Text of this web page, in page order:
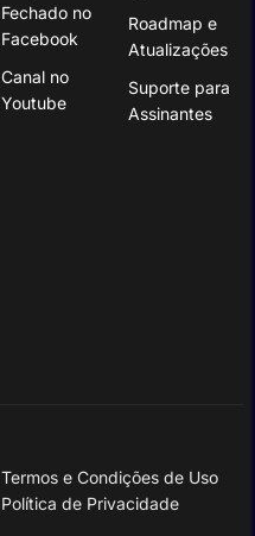
Fechado no
Facebook
Canal no
Youtube
Roadmap e
Atualizações
Suporte para
Assinantes
Termos e Condições de Uso
Política de Privacidade